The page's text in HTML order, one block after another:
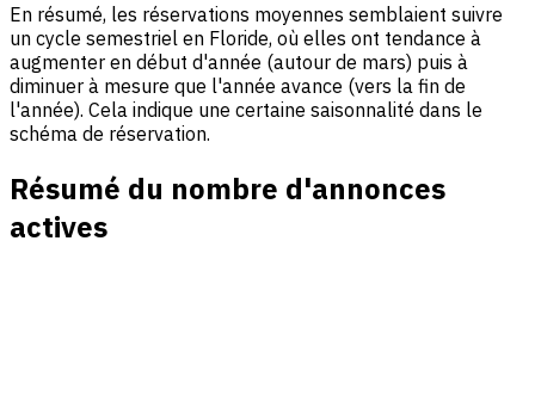
En résumé, les réservations moyennes semblaient suivre
un cycle semestriel en Floride, où elles ont tendance à
augmenter en début d'année (autour de mars) puis à
diminuer à mesure que l'année avance (vers la fin de
l'année). Cela indique une certaine saisonnalité dans le
schéma de réservation.
Résumé du nombre d'annonces
actives